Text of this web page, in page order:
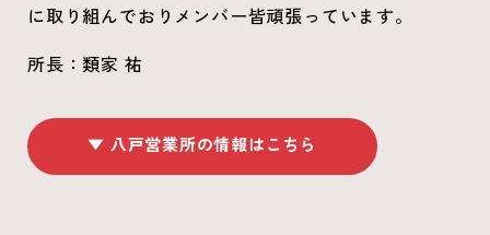
に取り組んでおりメンバー皆頑張っています。
所長：類家 祐
▼ 八戸営業所の情報はこちら